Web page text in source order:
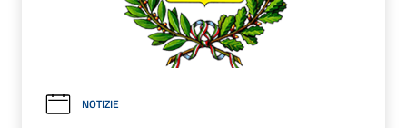
NOTIZIE